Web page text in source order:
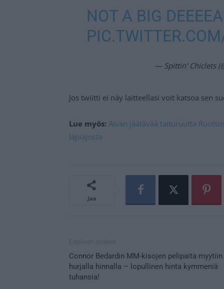
NOT A BIG
— Spittin' Chiclets
Jos twiitti ei näy laitteellasi voit katsoa sen
Lue myös: Aivan jäätävää taituruutta
läpiajosta
Jaa
Connor Bedardin MM-kisojen pelipaita myytiin
hurjalla hinnalla – lopullinen hinta kymmeniä
tuhansia!